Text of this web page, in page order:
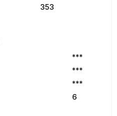
353
***
***
***
6